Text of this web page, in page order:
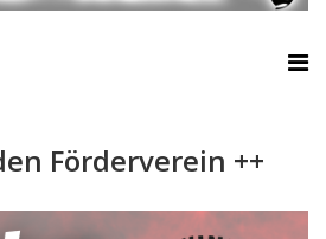
Förderverein ++